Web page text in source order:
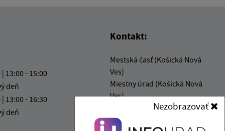
13:00 - 15:00
deň
13:00 - 16:30
deň
Kontakt:
Mestská časť (Košická Nová
Ves)
Miestny úrad (Košická Nová
Ves)
040 14 Košice
Nezobrazovať